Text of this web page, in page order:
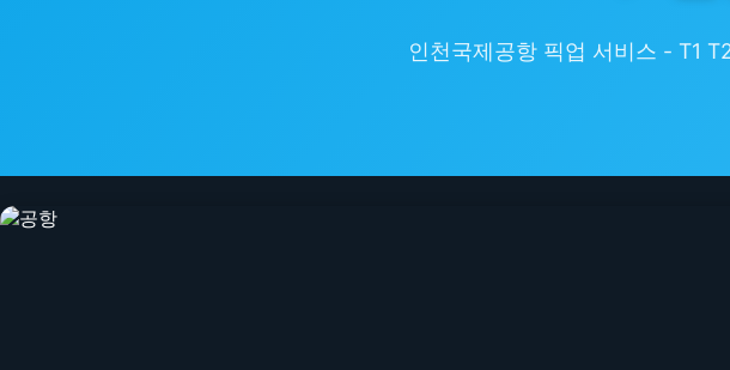
인천국제공항 픽업 서비스 - T1